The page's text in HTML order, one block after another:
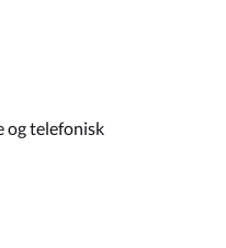
og telefonisk